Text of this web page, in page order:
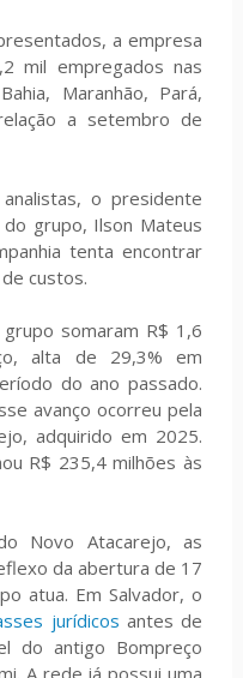
a empresa
mil empregados nas
Maranhão, Pará,
a setembro de
o presidente
grupo, Ilson Mateus
tenta encontrar
custos.
somaram R$ 1,6
alta de 29,3% em
do ano passado.
avanço ocorreu pela
adquirido em 2025.
R$ 235,4 milhões às
Novo Atacarejo, as
da abertura de 17
atua. Em Salvador, o
jurídicos antes de
do antigo Bompreço
A rede já possui uma